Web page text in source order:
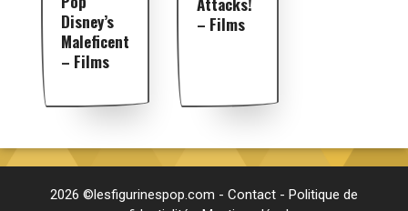
Disney’s
Maleficent
– Films
– Films
2026 ©lesfigurinespop.com - Contact - Politique de